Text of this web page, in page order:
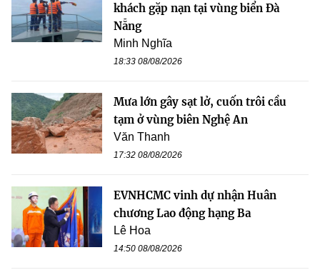
khách gặp nạn tại vùng biển Đà
Nẵng
Minh Nghĩa
18:33 08/08/2026
Mưa lớn gây sạt lở, cuốn trôi cầu
tạm ở vùng biên Nghệ An
Văn Thanh
17:32 08/08/2026
EVNHCMC vinh dự nhận Huân
chương Lao động hạng Ba
Lê Hoa
14:50 08/08/2026